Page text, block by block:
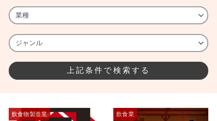
飲食物製造業 飲食業